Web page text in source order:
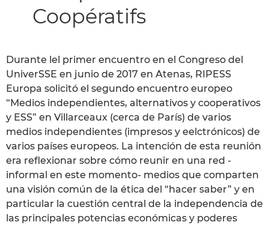
Coopératifs
Durante lel primer encuentro en el Congreso del
UniverSSE en junio de 2017 en Atenas, RIPESS
Europa solicitó el segundo encuentro europeo
“Medios independientes, alternativos y cooperativos
y ESS” en Villarceaux (cerca de París) de varios
medios independientes (impresos y eelctrónicos) de
varios países europeos. La intención de esta reunión
era reflexionar sobre cómo reunir en una red -
informal en este momento- medios que comparten
una visión común de la ética del “hacer saber” y en
particular la cuestión central de la independencia de
las principales potencias económicas y poderes